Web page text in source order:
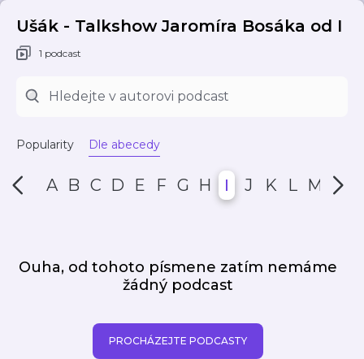
Ušák - Talkshow Jaromíra Bosáka od I
1 podcast
Popularity Dle abecedy
A B C D E F G H I J K L M N
Ouha, od tohoto písmene zatím nemáme
žádný podcast
PROCHÁZEJTE PODCASTY